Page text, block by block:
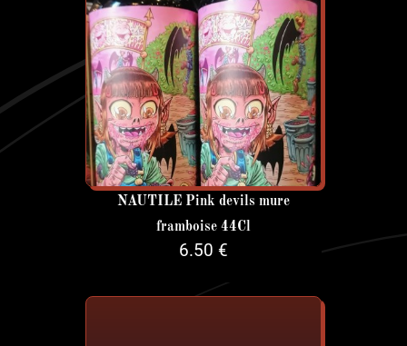
NAUTILE Pink devils mure
framboise 44Cl
6.50 €